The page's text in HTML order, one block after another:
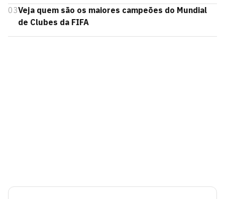
03Veja quem são os maiores campeões do Mundial
de Clubes da FIFA